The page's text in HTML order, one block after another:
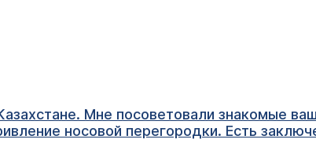
Мне посоветовали знакомые
носовой перегородки. Есть